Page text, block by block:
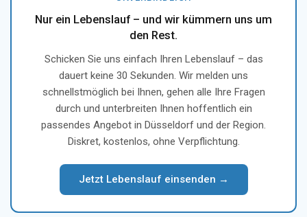
Nur ein Lebenslauf – und wir kümmern uns um
den Rest.
Schicken Sie uns einfach Ihren Lebenslauf – das
dauert keine 30 Sekunden. Wir melden uns
schnellstmöglich bei Ihnen, gehen alle Ihre Fragen
durch und unterbreiten Ihnen hoffentlich ein
passendes Angebot in Düsseldorf und der Region.
Diskret, kostenlos, ohne Verpflichtung.
Jetzt Lebenslauf einsenden →